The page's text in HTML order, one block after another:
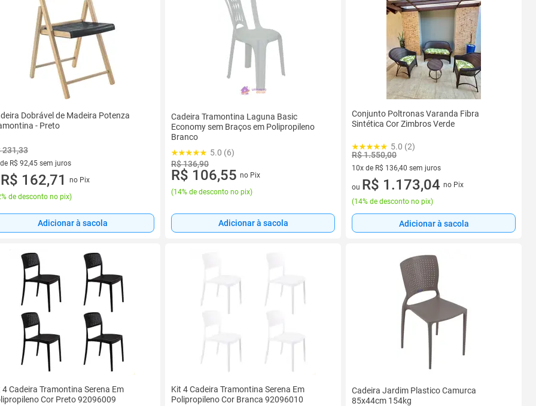
Dobrável de Madeira Potenza
- Preto
231,33
R$ 92,45 sem juros
de R$ 92,45 sem juros
R$ 162,71
no Pix
de desconto no pix)
Adicionar à sacola
Cadeira Tramontina Laguna Basic
Economy sem Braços em Polipropileno
Branco
5.0 (6)
R$ 136,90
R$ 106,55 no Pix
(14% de desconto no pix)
Adicionar à sacola
Conjunto Poltronas Varanda Fibra
Sintética Cor Zimbros Verde
5.0 (2)
R$ 1.550,00
10x de R$ 136,40 sem juros
10 vez de R$ 136,40 sem juros
ou R$ 1.173,04 no Pix
(14% de desconto no pix)
Adicionar à sacola
4 Cadeira Tramontina Serena Em
Cor Preto 92096009
Kit 4 Cadeira Tramontina Serena Em
Polipropileno Cor Branca 92096010
Cadeira Jardim Plastico Camurca
85x44cm 154kg